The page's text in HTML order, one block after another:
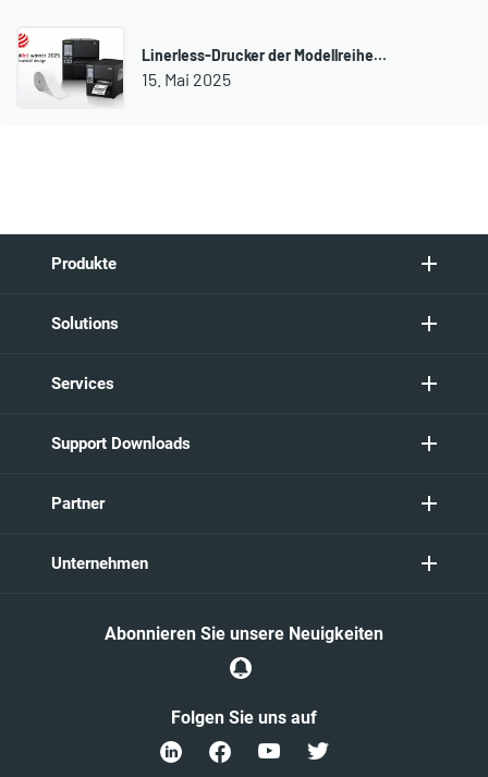
Linerless-Drucker der Modellreihe…
15. Mai 2025
Produkte
Solutions
Services
Support Downloads
Partner
Unternehmen
Folgen Sie uns auf
Abonnieren Sie unsere Neuigkeiten